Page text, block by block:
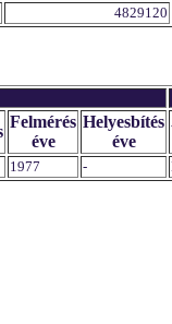
4829120
Felmérés
éve
Helyesbítés
éve
1977 -